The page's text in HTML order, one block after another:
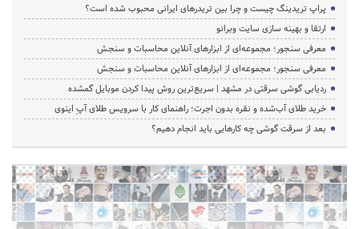
پراپ تریدینگ چیست و چرا بین تریدرهای ایرانی محبوب شده است؟
ارتقا و بهینه سازی سایت وبرانو
معرفی سنجور؛ مجموعه‌ای از ابزارهای آنلاین محاسبات و سنجش
معرفی سنجور؛ مجموعه‌ای از ابزارهای آنلاین محاسبات و سنجش
ردیابی گوشی سرقتی در مشهد | سریع‌ترین روش پیدا کردن موبایل گمشده
خرید طلای آب‌شده و نقره بدون اجرت؛ راهنمای کار با سرویس طلای آپِ اینوی
بعد از سرقت گوشی چه کارهایی باید انجام دهیم؟